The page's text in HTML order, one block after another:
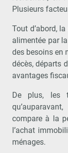
Plusieurs
Tout d’abord,
alimentée par
des besoins en
décès, départs
avantages
De plus, les
compare à la
l’achat
ménages.